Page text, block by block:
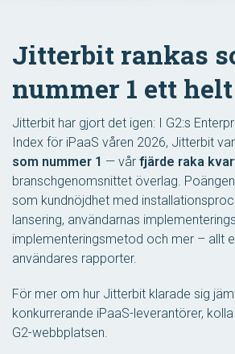
Jitterbit rankas
nummer 1 ett
Jitterbit har gjort det igen: I G2:s
Index för iPaaS våren 2026, Jitterbit var
som nummer 1 — vår fjärde raka
branschgenomsnittet överlag.
som kundnöjdhet med
lansering, användarnas
implementeringsmetod och mer – allt
användares rapporter.
För mer om hur Jitterbit klarade sig
konkurrerande iPaaS-leverantörer,
G2-webbplatsen.